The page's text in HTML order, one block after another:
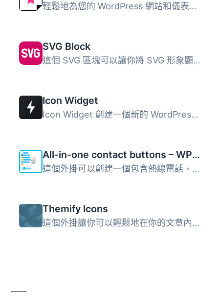
輕鬆地為您的 WordPress 網站和儀表板上傳 favicon 和 apple ...
SVG Block
這個 SVG 區塊可以讓你將 SVG 形象顯示為內嵌的 HTML 標記。...
Icon Widget
Icon Widget 創建一個新的 WordPress 小工具，顯示圖示、標題...
All-in-one contact buttons – WPSHARE247
這個外掛可以創建一個包含熱線電話、Zalo、Facebook、Messeng...
Themify Icons
這個外掛讓你可以輕鬆地在你的文章內容、WordPress選單和小工...